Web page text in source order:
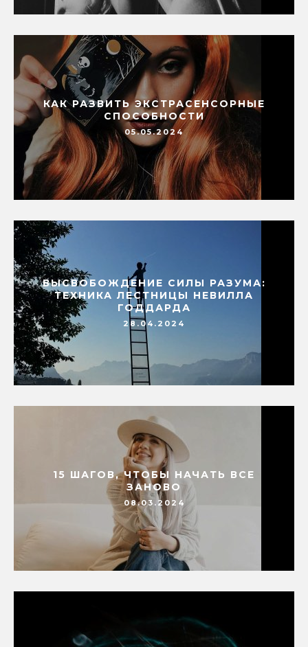
КАК РАЗВИТЬ ЭКСТРАСЕНСОРНЫЕ
СПОСОБНОСТИ
05.05.2024
ВЫСВОБОЖДЕНИЕ СИЛЫ РАЗУМА:
ТЕХНИКА ЛЕСТНИЦЫ НЕВИЛЛА
ГОДДАРДА
28.04.2024
15 ШАГОВ, ЧТОБЫ НАЧАТЬ ВСЕ
ЗАНОВО
08.03.2024